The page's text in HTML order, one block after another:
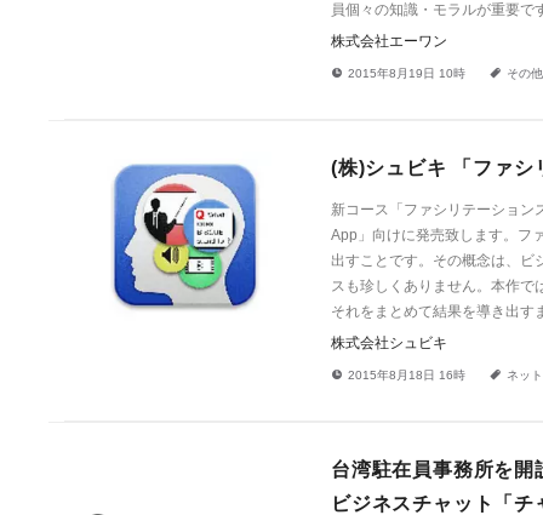
員個々の知識・モラルが重要で
株式会社エーワン
! 2015年8月19日 10時 a その
(株)シュビキ 「ファシ
新コース「ファシリテーション
App」向けに発売致します。フ
出すことです。その概念は、ビ
スも珍しくありません。本作で
それをまとめて結果を導き出す
株式会社シュビキ
! 2015年8月18日 16時 a ネッ
台湾駐在員事務所を
ビジネスチャット「チ